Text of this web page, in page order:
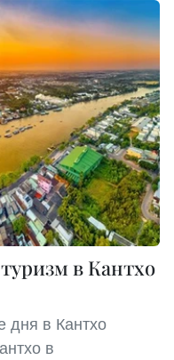
в Кантхо
дня в Кантхо
в